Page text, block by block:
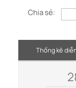
Chia sẻ:
Thống kê